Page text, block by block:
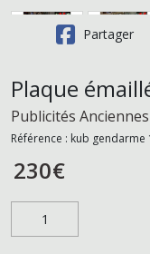
Partager
Plaque
Publicités
Référence : kub gendarme
230€